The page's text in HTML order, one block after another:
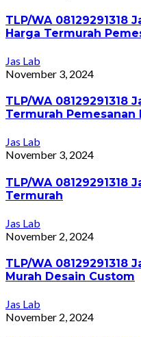
TLP/WA 08129291318
Harga Termurah
Jas Lab
November 3, 2024
TLP/WA 08129291318
Termurah Pemesanan
Jas Lab
November 3, 2024
TLP/WA 08129291318
Termurah
Jas Lab
November 2, 2024
TLP/WA 08129291318
Murah Desain Custom
Jas Lab
November 2, 2024